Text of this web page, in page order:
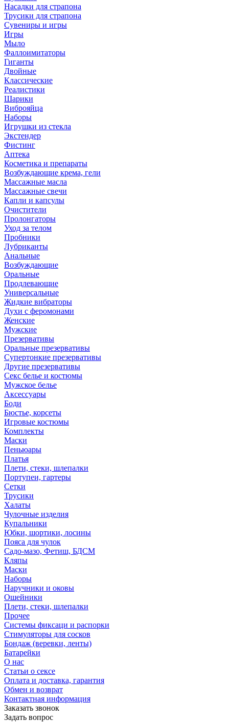
Насадки для страпона
Трусики для страпона
Сувениры и игры
Игры
Мыло
Фаллоимитаторы
Гиганты
Двойные
Классические
Реалистики
Шарики
Виброяйца
Наборы
Игрушки из стекла
Экстендер
Фистинг
Аптека
Косметика и препараты
Возбуждающие крема, гели
Массажные масла
Массажные свечи
Капли и капсулы
Очистители
Пролонгаторы
Уход за телом
Пробники
Лубриканты
Анальные
Возбуждающие
Оральные
Продлевающие
Универсальные
Жидкие вибраторы
Духи с феромонами
Женские
Мужские
Презервативы
Оральные презервативы
Супертонкие презервативы
Другие презервативы
Секс белье и костюмы
Мужское белье
Аксессуары
Боди
Бюстье, корсеты
Игровые костюмы
Комплекты
Маски
Пеньюары
Платья
Плети, стеки, шлепалки
Портупеи, гартеры
Сетки
Трусики
Халаты
Чулочные изделия
Купальники
Юбки, шортики, лосины
Пояса для чулок
Садо-мазо, Фетиш, БДСМ
Кляпы
Маски
Наборы
Наручники и оковы
Ошейники
Плети, стеки, шлепалки
Прочее
Системы фиксаци и распорки
Стимуляторы для сосков
Бондаж (веревки, ленты)
Батарейки
О нас
Статьи о сексе
Оплата и доставка, гарантия
Обмен и возврат
Контактная информация
Заказать звонок
Задать вопрос